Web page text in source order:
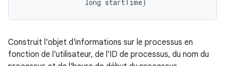
                long startTime)
Construit l'objet d'informations sur le processus en
fonction de l'utilisateur, de l'ID de processus, du nom du